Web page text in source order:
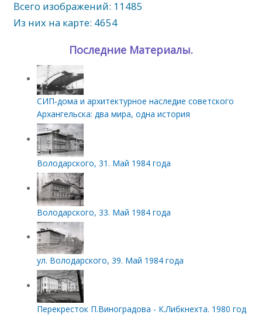
Всего изображений: 11485
Из них на карте: 4654
Последние Материалы.
СИП‑дома и архитектурное наследие советского
Архангельска: два мира, одна история
Володарского, 31. Май 1984 года
Володарского, 33. Май 1984 года
ул. Володарского, 39. Май 1984 года
Перекресток П.Виноградова - К.Либкнехта. 1980 год